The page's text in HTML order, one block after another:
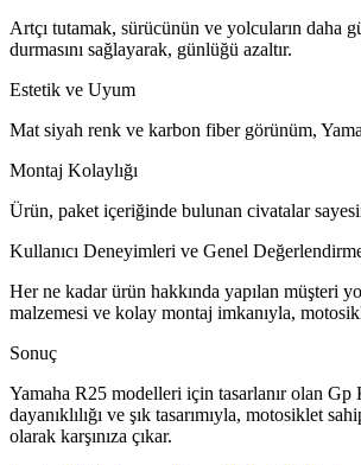
Artçı tutamak, sürücünün ve yolcuların daha
durmasını sağlayarak, günlüğü azaltır.
Estetik ve Uyum
Mat siyah renk ve karbon fiber görünüm,
Montaj Kolaylığı
Ürün, paket içeriğinde bulunan civatalar
Kullanıcı Deneyimleri ve Genel
Her ne kadar ürün hakkında yapılan müşteri
malzemesi ve kolay montaj imkanıyla,
Sonuç
Yamaha R25 modelleri için tasarlanır olan
dayanıklılığı ve şık tasarımıyla, motosiklet
olarak karşınıza çıkar.